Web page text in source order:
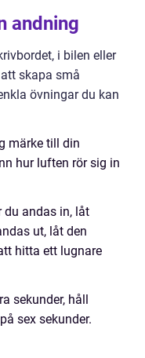
andning
i bilen eller
skapa små
övningar du kan
märke till din
hur luften rör sig in
du andas in, låt
ut, låt den
hitta ett lugnare
sekunder, håll
sex sekunder.